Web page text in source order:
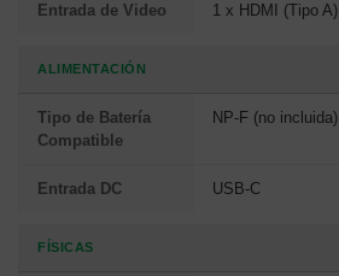
Entrada de Video 1 x HDMI (Tipo A)
ALIMENTACIÓN
Tipo de Batería
Compatible
NP-F (no incluida)
Entrada DC USB-C
FÍSICAS